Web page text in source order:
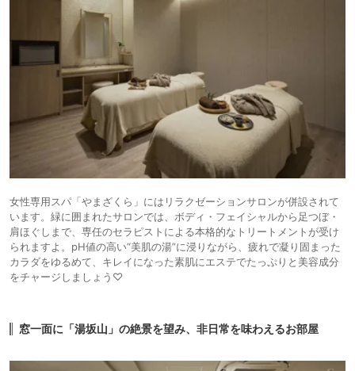
女性専用スパ「やまざくら」にはリラクゼーションサロンが併設されて
います。緑に囲まれたサロンでは、ボディ・フェイシャルから足つぼ・
肩ほぐしまで、専任のセラピストによる本格的なトリートメントが受け
られますよ。pH値の高い“美肌の湯”に浸りながら、疲れで凝り固まった
カラダをゆるめて、キレイになった素肌にエステでたっぷりと美容成分
をチャージしましょう♡
窓一面に「湯坂山」の絶景を望み、非日常を味わえるお部屋